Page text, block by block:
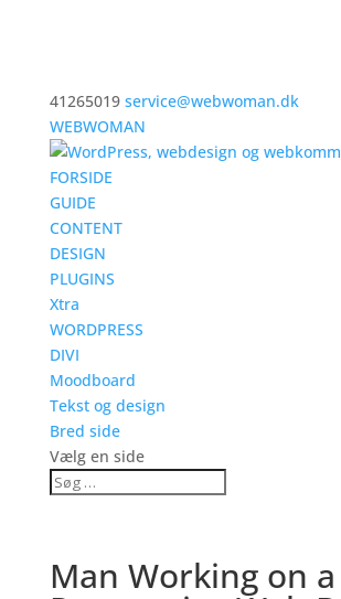
41265019 service@webwoman.dk
WEBWOMAN
FORSIDE
GUIDE
CONTENT
DESIGN
PLUGINS
Xtra
WORDPRESS
DIVI
Moodboard
Tekst og design
Bred side
Vælg en side
Man Working on a